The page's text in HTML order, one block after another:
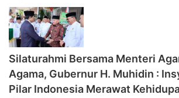
Silaturahmi Bersama Menteri
Agama, Gubernur H. Muhidin :
Pilar Indonesia Merawat